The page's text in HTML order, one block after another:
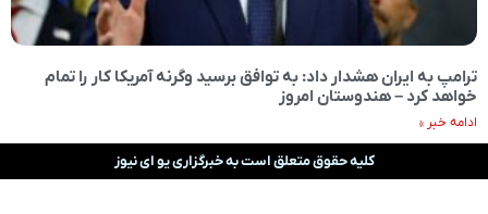
ترامپ به ایران هشدار داد: به توافق برسید وگرنه آمریکا کار را تمام
خواهد کرد – هندوستان امروز
ادامه خبر »
کلیه حقوق متعلق است به خبرگزاری یو ای نیوز